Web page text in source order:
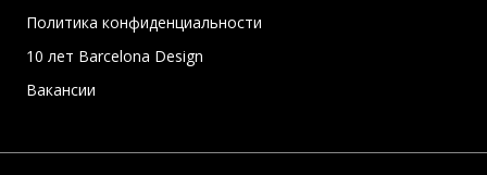
Политика конфиденциальности
10 лет Barcelona Design
Вакансии